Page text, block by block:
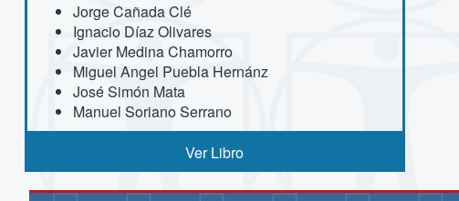
Jorge Cañada Clé
Ignacio Díaz Olivares
Javier Medina Chamorro
Miguel Angel Puebla Hernánz
José Simón Mata
Manuel Soriano Serrano
Ver Libro